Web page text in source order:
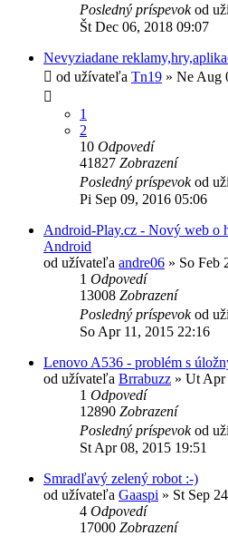
Posledný príspevokod
Št Dec 06, 2018 09:07
Nevyziadane
od užívateľa Tn19 » Ne Aug
1
2
10 Odpovedí
41827 Zobrazení
Posledný príspevokod
Pi Sep 09, 2016 05:06
Android-Play.cz - Nový web o
Android
od užívateľa andre06 » So Feb
1 Odpovedí
13008 Zobrazení
Posledný príspevokod
So Apr 11, 2015 22:16
Lenovo A536 - problém s
od užívateľa Brrabuzz » Ut Apr
1 Odpovedí
12890 Zobrazení
Posledný príspevokod
St Apr 08, 2015 19:51
Smradľavý zelený robot :-)
od užívateľa Gaaspi » St Sep
4 Odpovedí
17000 Zobrazení